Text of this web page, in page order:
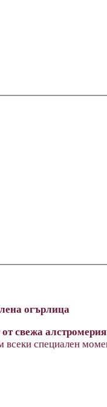
огърлица
от свежа
всеки специален